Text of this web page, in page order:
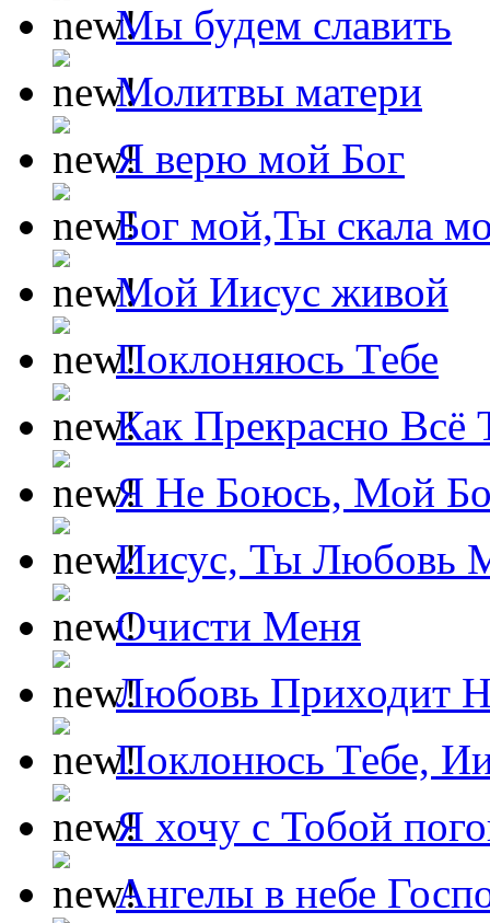
Мы будем славить
Молитвы матери
Я верю мой Бог
Бог мой,Ты скала
Мой Иисус живой
Поклоняюсь Тебе
Как Прекрасно Всё
Я Не Боюсь, Мой
Иисус, Ты Любовь
Очисти Меня
Любовь Приходит
Поклонюсь Тебе,
Я хочу с Тобой
Ангелы в небе